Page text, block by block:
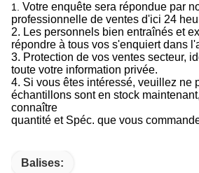
1. Votre enquête sera répondue par
professionnelle de ventes d'ici 24
2. Les personnels bien entraînés et
répondre à tous vos s'enquiert dans
3. Protection de vos ventes secteur,
toute votre information privée.
4. Si vous êtes intéressé, veuillez ne
échantillons sont en stock
connaître
quantité et Spéc. que vous
Balises: